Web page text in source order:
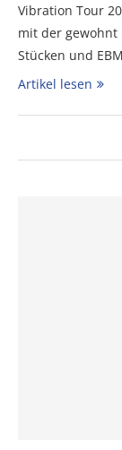
Vibration Tour
mit der gewohnt
Stücken und
Artikel lesen